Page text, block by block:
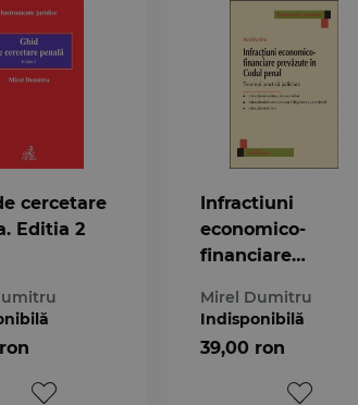
cercetare
Editia 2
Infractiuni
economico-
financiare
Codul penal
Mirel Dumitru
Indisponibilă
39,00 ron